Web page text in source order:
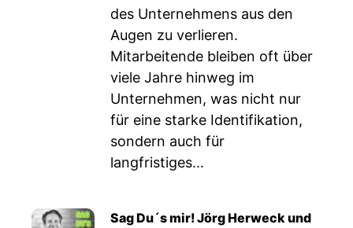
des Unternehmens aus den
Augen zu verlieren.
Mitarbeitende bleiben oft über
viele Jahre hinweg im
Unternehmen, was nicht nur
für eine starke Identifikation,
sondern auch für
langfristiges...
Sag Du´s mir! Jörg Herweck und